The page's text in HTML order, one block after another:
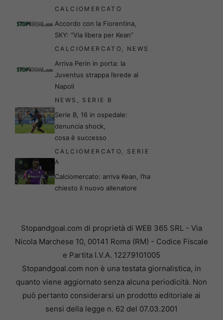
CALCIOMERCATO
Accordo con la Fiorentina,
SKY: “Via libera per Kean”
CALCIOMERCATO, NEWS
Arriva Perin in porta: la
Juventus strappa l’erede al
Napoli
NEWS , SERIE B
Serie B, 16 in ospedale:
denuncia shock,
cosa è successo
CALCIOMERCATO, SERIE
A
Calciomercato: arriva Kean, l’ha
chiesto il nuovo allenatore
Stopandgoal.com di proprietà di WEB 365 SRL - Via
Nicola Marchese 10, 00141 Roma (RM) - Codice Fiscale
e Partita I.V.A. 12279101005
Stopandgoal.com non è una testata giornalistica, in
quanto viene aggiornato senza alcuna periodicità. Non
può pertanto considerarsi un prodotto editoriale ai
sensi della legge n. 62 del 07.03.2001